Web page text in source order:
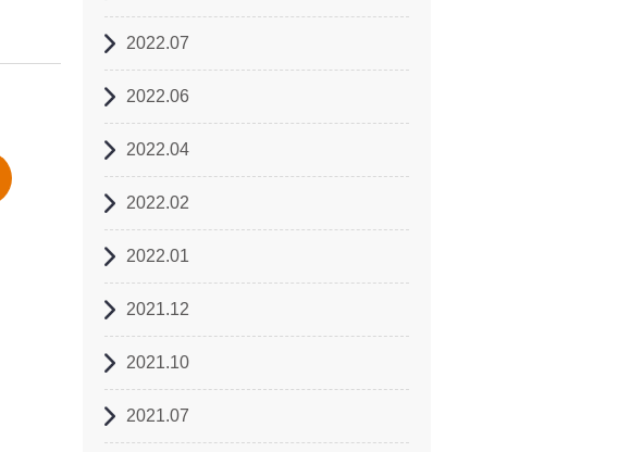
2022.07
2022.06
2022.04
2022.02
2022.01
2021.12
2021.10
2021.07